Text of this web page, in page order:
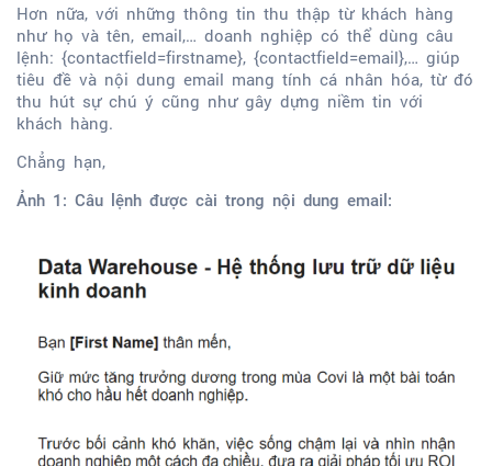
Hơn nữa, với những thông tin thu thập từ khách hàng
như họ và tên, email,… doanh nghiệp có thể dùng câu
lệnh: {contactfield=firstname}, {contactfield=email},… giúp
tiêu đề và nội dung email mang tính cá nhân hóa, từ đó
thu hút sự chú ý cũng như gây dựng niềm tin với
khách hàng.
Chẳng hạn,
Ảnh 1: Câu lệnh được cài trong nội dung email: